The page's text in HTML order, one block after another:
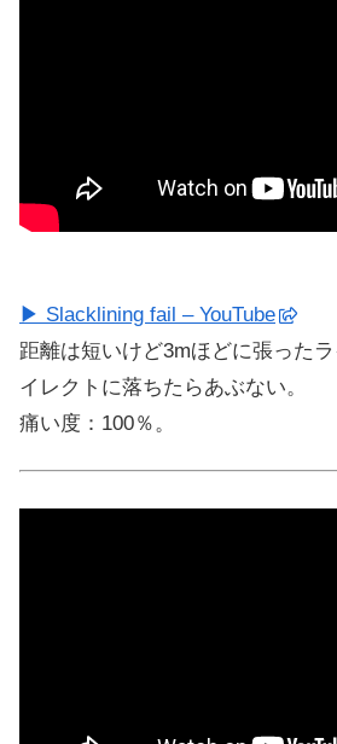
▶ Slacklining fail – YouTube
距離は短いけど3mほどに張った
イレクトに落ちたらあぶない。
痛い度：100％。